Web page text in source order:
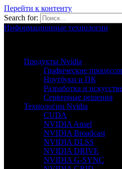
Перейти к контенту
Search for:
Информационные технологии
Продукты Nvidia
Графические
Ноутбуки и ПК
Разработка и
Серверные решения
Технологии Nvidia
CUDA
NVIDIA Ansel
NVIDIA Broadcast
NVIDIA DLSS
NVIDIA DRIVE
NVIDIA G-SYNC